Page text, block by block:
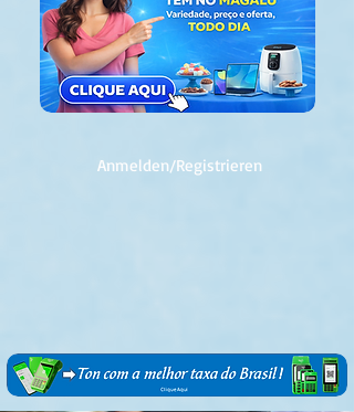
Anmelden/Registrieren